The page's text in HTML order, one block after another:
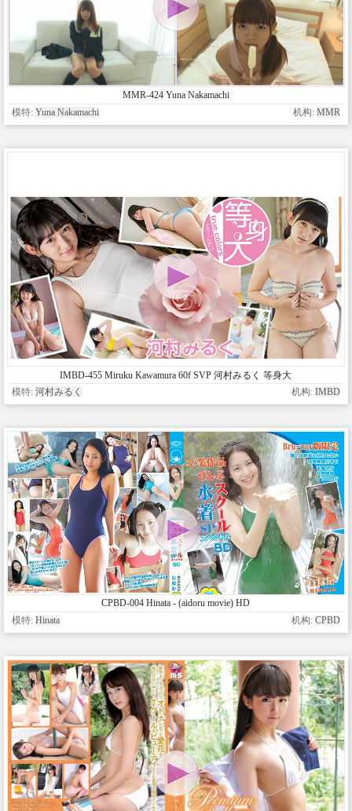
MMR-424 Yuna Nakamachi
模特: Yuna Nakamachi 机构: MMR
IMBD-455 Miruku Kawamura 60f SVP 河村みるく 等身大
模特: 河村みるく 机构: IMBD
CPBD-004 Hinata - (aidoru movie) HD
模特: Hinata 机构: CPBD